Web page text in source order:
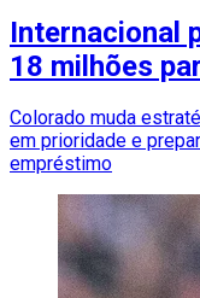
Internacional
18 milhões
Colorado muda
em prioridade e
empréstimo